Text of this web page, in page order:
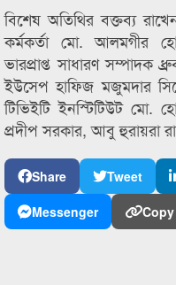
বিশেষ অতিথির বক্তব্য
কর্মকর্তা মো. আলমগীর
ভারপ্রাপ্ত সাধারণ সম্পাদক
ইউসেপ হাফিজ মজুমদার
টিভিইটি ইনস্টিটিউট মো.
প্রদীপ সরকার, আবু হুরায়রা
Share Tweet
Messenger